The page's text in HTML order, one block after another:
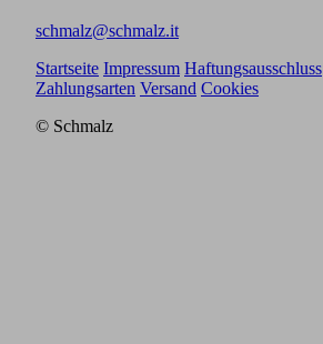
schmalz@schmalz.it
Startseite Impressum Haftungsausschluss
Zahlungsarten Versand Cookies
© Schmalz